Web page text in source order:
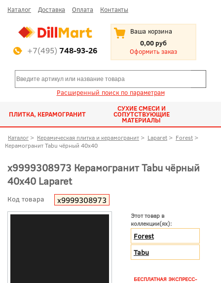
Каталог Доставка Оплата Контакты
+7(495) 748-93-26
Ваша корзина
0,00 руб
Оформить заказ
Расширенный поиск по параметрам
ПЛИТКА, КЕРАМОГРАНИТ
СУХИЕ СМЕСИ И
СОПУТСТВУЮЩИЕ
МАТЕРИАЛЫ
Каталог > Керамическая плитка и керамогранит > Laparet > Forest >
Керамогранит Tabu чёрный 40x40
х9999308973 Керамогранит Tabu чёрный
40x40 Laparet
Код товара х9999308973
Этот товар в
коллекции(ях):
Forest
Tabu
БЕСПЛАТНАЯ ЭКСПРЕСС-